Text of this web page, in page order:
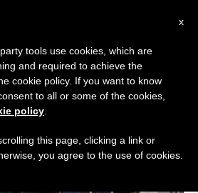
x
tools use cookies, which are
and required to achieve the
cookie policy. If you want to know
to all or some of the cookies,
policy
this page, clicking a link or
you agree to the use of cookies.